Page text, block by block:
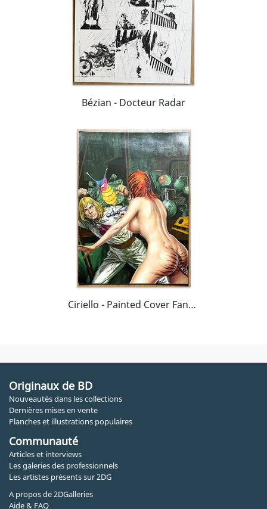
Bézian - Docteur Radar
Ciriello - Painted Cover Fantastic
Originaux de BD
Nouveautés dans les collections
Dernières mises en vente
Planches et illustrations populaires
Communauté
Articles et interviews
Les galeries des professionnels
Les artistes présents sur 2DG
A propos de 2DGalleries
Aide & FAQ